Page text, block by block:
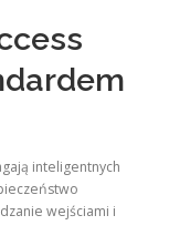
inteligentnych
wejściami i